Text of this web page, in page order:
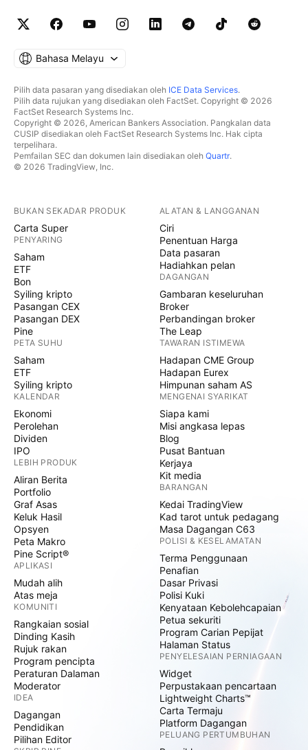
Bahasa Melayu
Pilih data pasaran yang disediakan oleh ICE Data Services.
Pilih data rujukan yang disediakan oleh FactSet. Copyright © 2026
FactSet Research Systems Inc.
Copyright © 2026, American Bankers Association. Pangkalan data
CUSIP disediakan oleh FactSet Research Systems Inc. Hak cipta
terpelihara.
Pemfailan SEC dan dokumen lain disediakan oleh Quartr.
© 2026 TradingView, Inc.
BUKAN SEKADAR PRODUK
Carta Super
PENYARING
Saham
ETF
Bon
Syiling kripto
Pasangan CEX
Pasangan DEX
Pine
PETA SUHU
Saham
ETF
Syiling kripto
KALENDAR
Ekonomi
Perolehan
Dividen
IPO
LEBIH PRODUK
Aliran Berita
Portfolio
Graf Asas
Keluk Hasil
Opsyen
Peta Makro
Pine Script®
APLIKASI
Mudah alih
Atas meja
KOMUNITI
Rangkaian sosial
Dinding Kasih
Rujuk rakan
Program pencipta
Peraturan Dalaman
Moderator
IDEA
Dagangan
Pendidikan
Pilihan Editor
ALATAN & LANGGANAN
Ciri
Penentuan Harga
Data pasaran
Hadiahkan pelan
DAGANGAN
Gambaran keseluruhan
Broker
Perbandingan broker
The Leap
TAWARAN ISTIMEWA
Hadapan CME Group
Hadapan Eurex
Himpunan saham AS
MENGENAI SYARIKAT
Siapa kami
Misi angkasa lepas
Blog
Pusat Bantuan
Kerjaya
Kit media
BARANGAN
Kedai TradingView
Kad tarot untuk pedagang
Masa Dagangan C63
POLISI & KESELAMATAN
Terma Penggunaan
Penafian
Dasar Privasi
Polisi Kuki
Kenyataan Kebolehcapaian
Petua sekuriti
Program Carian Pepijat
Halaman Status
PENYELESAIAN PERNIAGAAN
Widget
Perpustakaan pencartaan
Lightweight Charts™
Carta Termaju
Platform Dagangan
PELUANG PERTUMBUHAN